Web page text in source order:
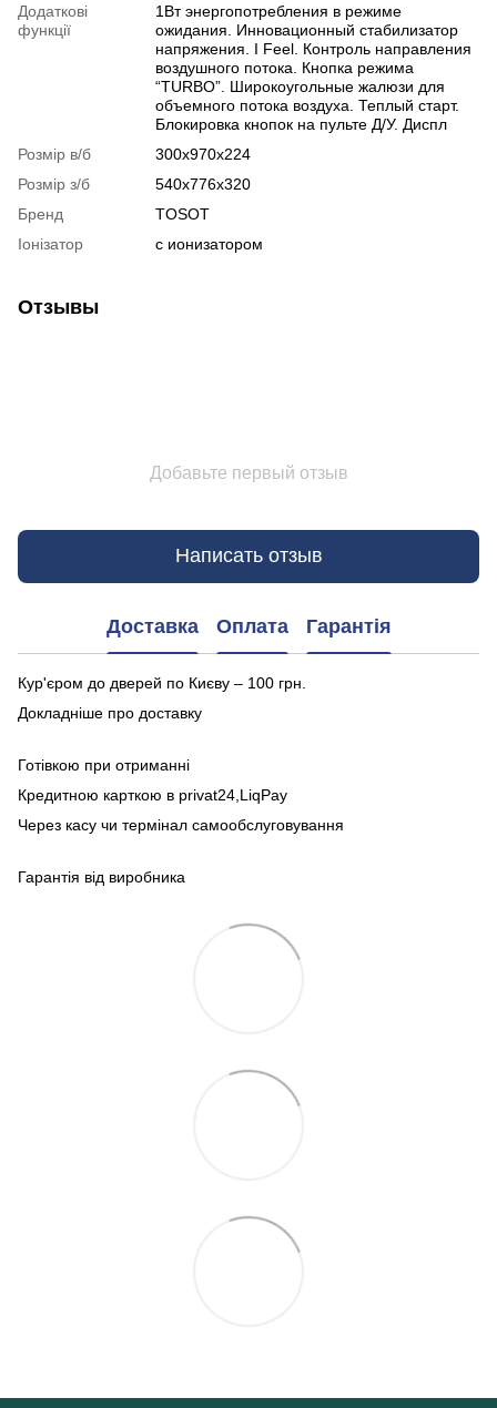
Додаткові
функції
1Вт энергопотребления в режиме
ожидания. Инновационный стабилизатор
напряжения. I Feel. Контроль направления
воздушного потока. Кнопка режима
“TURBO”. Широкоугольные жалюзи для
объемного потока воздуха. Теплый старт.
Блокировка кнопок на пульте Д/У. Диспл
Розмір в/б
300x970x224
Розмір з/б
540x776x320
Бренд
TOSOT
Іонізатор
с ионизатором
Отзывы
Добавьте первый отзыв
Написать отзыв
Доставка Оплата Гарантія
Кур'єром до дверей по Києву – 100 грн.
Докладніше про доставку
Готівкою при отриманні
Кредитною карткою в privat24,LiqPay
Через касу чи термінал самообслуговування
Гарантія від виробника